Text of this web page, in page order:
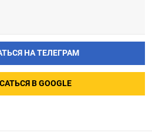
НА ТЕЛЕГРАМ
В GOOGLE